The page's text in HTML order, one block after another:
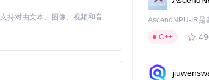
MiniMax H3 是一个通用的全模态生成系统。它支持对由文本、图像、视频和音频组成的多模态上下文进行统一理解，并能生成分辨率高达 2K、时长可达 15 秒的带原生立体声音频的视频。得益于面向任务泛化的系统设计，H3 在预训练阶段就已具备广泛的多模态上下文理解与生成能力，能够出色地执行复杂的多模态指令。
C++